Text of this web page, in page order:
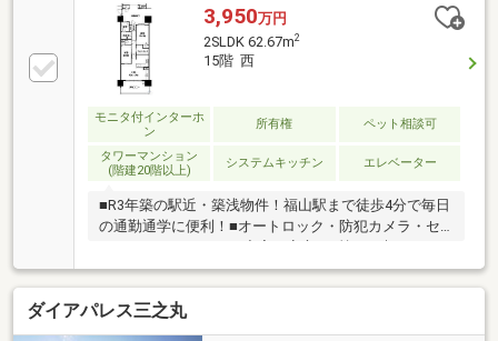
勤・買い物・暮らしやすさを大切にしたい方におすす
めです。・62.67㎡の2LDK+Sで収納力もあり、共働き
世帯やご夫婦2人暮らしにも使いやすい間取りです。♪
入居前のご負担を少しでも減らせるよう、当社限定の
ご入居準備サポート（サービス）をご用意していま
す。詳しくは担当までご確認ください。
3,950万円
2SLDK 62.67m2
15階 西
モニタ付インターホ
ン
所有権 ペット相談可
タワーマンション
(階建20階以上)
システムキッチン エレベーター
■R3年築の駅近・築浅物件！福山駅まで徒歩4分で毎日
の通勤通学に便利！■オートロック・防犯カメラ・セ
コムなどセキュリティ充実で安心！■忙しい朝でもス
ムーズに利用できるエレベーター2基搭載！1基は引越
しの時に安心の広さです！■不在時でも荷物を受け取
れる宅配ボックスあり！■ペット飼育可能！■2LDK+家
族全員の荷物を収納できるファミリークローク！■暮
ダイアパレス三之丸